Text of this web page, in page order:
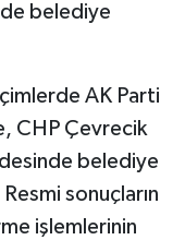
belediye
AK Parti
CHP Çevrecik
belediye
sonuçların
işlemlerinin